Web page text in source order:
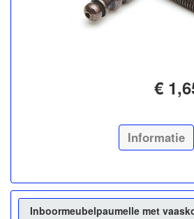
€
Informatie
Inboormeubelpaumelle met